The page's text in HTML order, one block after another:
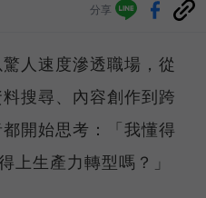
分享
人速度滲透職場，從
搜尋、內容創作到跨
開始思考：「我懂得
上生產力轉型嗎？」